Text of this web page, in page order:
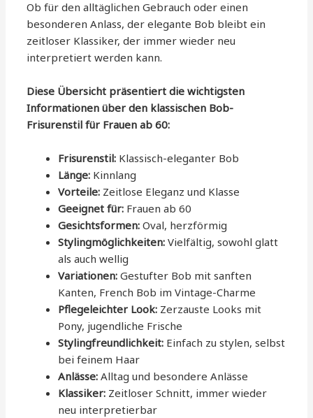
Ob für den alltäglichen Gebrauch oder einen
besonderen Anlass, der elegante Bob bleibt ein
zeitloser Klassiker, der immer wieder neu
interpretiert werden kann.
Diese Übersicht präsentiert die wichtigsten
Informationen über den klassischen Bob-
Frisurenstil für Frauen ab 60:
Frisurenstil: Klassisch-eleganter Bob
Länge: Kinnlang
Vorteile: Zeitlose Eleganz und Klasse
Geeignet für: Frauen ab 60
Gesichtsformen: Oval, herzförmig
Stylingmöglichkeiten: Vielfältig, sowohl glatt
als auch wellig
Variationen: Gestufter Bob mit sanften
Kanten, French Bob im Vintage-Charme
Pflegeleichter Look: Zerzauste Looks mit
Pony, jugendliche Frische
Stylingfreundlichkeit: Einfach zu stylen, selbst
bei feinem Haar
Anlässe: Alltag und besondere Anlässe
Klassiker: Zeitloser Schnitt, immer wieder
neu interpretierbar